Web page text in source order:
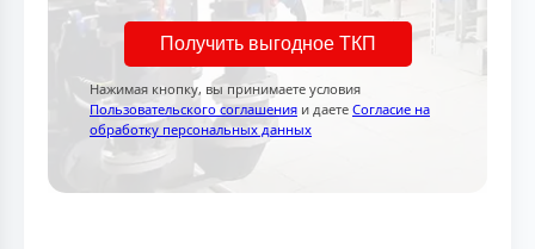
Получить выгодное ТКП
Нажимая кнопку, вы принимаете условия
Пользовательского соглашения и даете Согласие на
обработку персональных данных